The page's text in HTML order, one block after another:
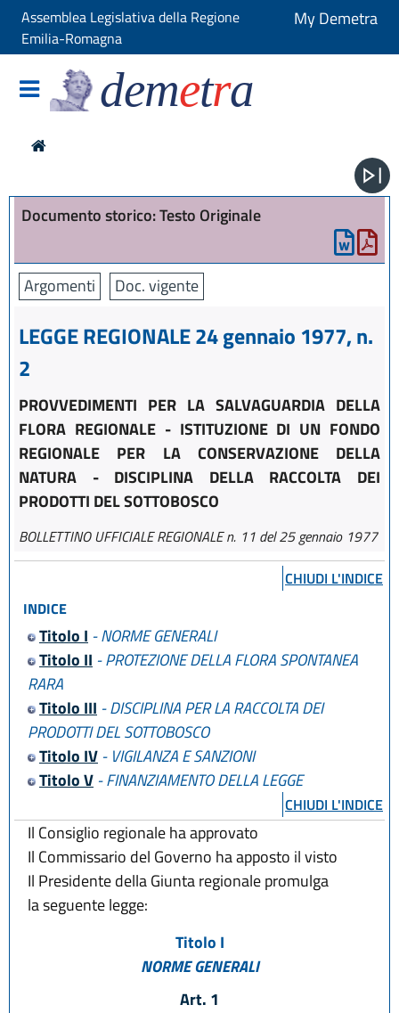
Assemblea Legislativa della Regione
Emilia-Romagna
My Demetra
demetra
Documento storico: Testo Originale
Argomenti Doc. vigente
LEGGE REGIONALE 24 gennaio 1977, n.
2
PROVVEDIMENTI PER LA SALVAGUARDIA DELLA
FLORA REGIONALE - ISTITUZIONE DI UN FONDO
REGIONALE PER LA CONSERVAZIONE DELLA
NATURA - DISCIPLINA DELLA RACCOLTA DEI
PRODOTTI DEL SOTTOBOSCO
BOLLETTINO UFFICIALE REGIONALE n. 11 del 25 gennaio 1977
CHIUDI L'INDICE
INDICE
Titolo I - NORME GENERALI
Titolo II - PROTEZIONE DELLA FLORA SPONTANEA
RARA
Titolo III - DISCIPLINA PER LA RACCOLTA DEI
PRODOTTI DEL SOTTOBOSCO
Titolo IV- VIGILANZA E SANZIONI
Titolo V- FINANZIAMENTO DELLA LEGGE
CHIUDI L'INDICE
Il Consiglio regionale ha approvato
Il Commissario del Governo ha apposto il visto
Il Presidente della Giunta regionale promulga
la seguente legge:
Titolo I
NORME GENERALI
Art. 1